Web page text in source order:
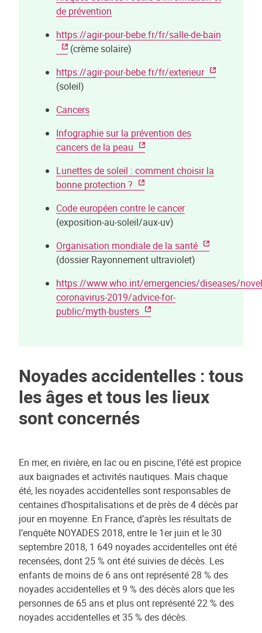
de prévention
https://agir-pour-bebe.fr/fr/salle-de-bain
(crème solaire)
https://agir-pour-bebe.fr/fr/exterieur
(soleil)
Cancers
Infographie sur la prévention des
cancers de la peau
Lunettes de soleil : comment choisir la
bonne protection ?
Code européen contre le cancer
(exposition-au-soleil/aux-uv)
Organisation mondiale de la santé
(dossier Rayonnement ultraviolet)
https://www.who.int/emergencies/diseases/
coronavirus-2019/advice-for-
public/myth-busters
Noyades accidentelles : tous
les âges et tous les lieux
sont concernés
En mer, en rivière, en lac ou en piscine, l'été est propice
aux baignades et activités nautiques. Mais chaque
été, les noyades accidentelles sont responsables de
centaines d’hospitalisations et de près de 4 décès par
jour en moyenne. En France, d’après les résultats de
l’enquête NOYADES 2018, entre le 1er juin et le 30
septembre 2018, 1 649 noyades accidentelles ont été
recensées, dont 25 % ont été suivies de décès. Les
enfants de moins de 6 ans ont représenté 28 % des
noyades accidentelles et 9 % des décès alors que les
personnes de 65 ans et plus ont représenté 22 % des
noyades accidentelles et 35 % des décès.